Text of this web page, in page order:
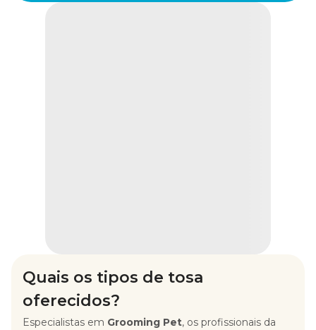
Quais os tipos de tosa
oferecidos?
Especialistas em Grooming Pet, os profissionais da